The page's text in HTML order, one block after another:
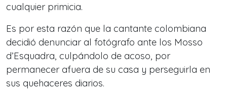
cualquier primicia.
Es por esta razón que la cantante colombiana
decidió denunciar al fotógrafo ante los Mosso
d’Esquadra, culpándolo de acoso, por
permanecer afuera de su casa y perseguirla en
sus quehaceres diarios.